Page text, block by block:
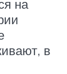
на
в